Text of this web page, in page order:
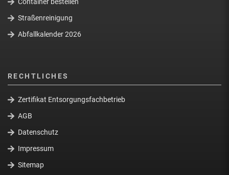
Straßenreinigung
Abfallkalender 2026
RECHTLICHES
Zertifikat Entsorgungsfachbetrieb
AGB
Datenschutz
Impressum
Sitemap